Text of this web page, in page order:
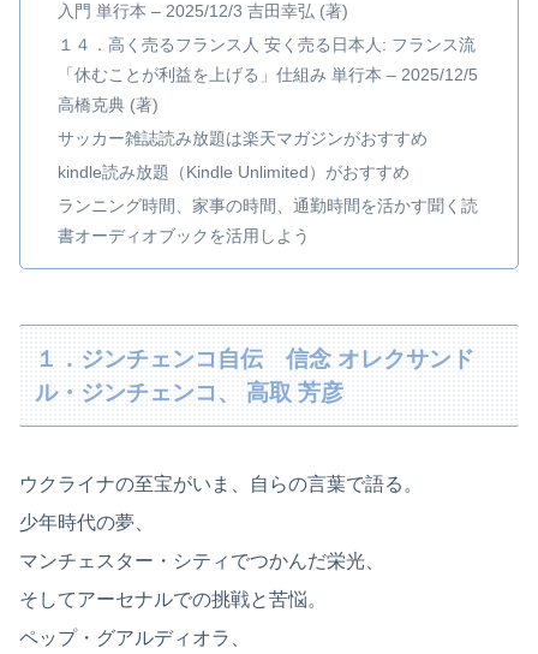
入門 単行本 – 2025/12/3 吉田幸弘 (著)
１４．高く売るフランス人 安く売る日本人: フランス流
「休むことが利益を上げる」仕組み 単行本 – 2025/12/5
高橋克典 (著)
サッカー雑誌読み放題は楽天マガジンがおすすめ
kindle読み放題（Kindle Unlimited）がおすすめ
ランニング時間、家事の時間、通勤時間を活かす聞く読
書オーディオブックを活用しよう
１．ジンチェンコ自伝 信念 オレクサンド
ル・ジンチェンコ、 高取 芳彦
ウクライナの至宝がいま、自らの言葉で語る。
少年時代の夢、
マンチェスター・シティでつかんだ栄光、
そしてアーセナルでの挑戦と苦悩。
ペップ・グアルディオラ、